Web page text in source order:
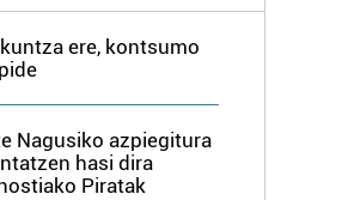
ere, kontsumo
Nagusiko azpiegitura
hasi dira
Piratak